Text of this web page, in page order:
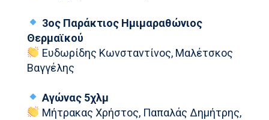
3ος Παράκτιος Ημιμαραθώνιος
Θερμαϊκού
Ευδωρίδης Κωνσταντίνος, Μαλέτσκος
Βαγγέλης
Αγώνας 5χλμ
Μήτρακας Χρήστος, Παπαλάς Δημήτρης,